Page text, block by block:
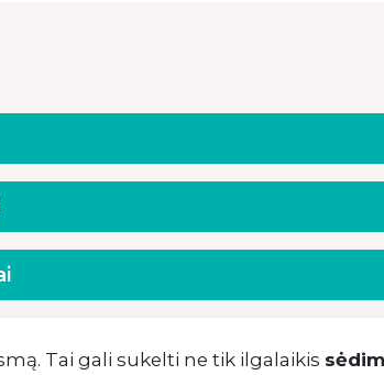
Tai gali sukelti ne tik ilgalaikis